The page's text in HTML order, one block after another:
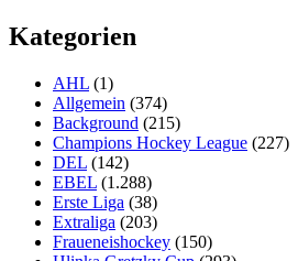
Kategorien
AHL (1)
Allgemein (374)
Background (215)
Champions Hockey League (227)
DEL (142)
EBEL (1.288)
Erste Liga (38)
Extraliga (203)
Fraueneishockey (150)